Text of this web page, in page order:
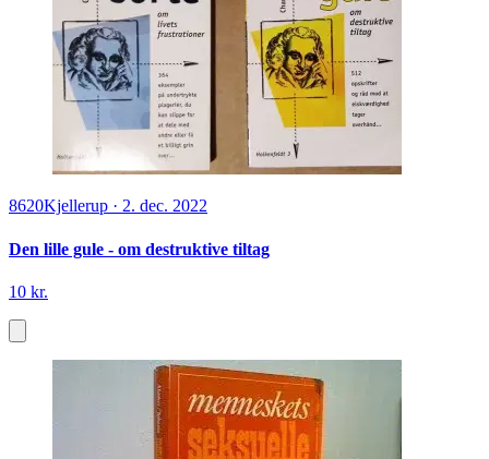
8620Kjellerup · 2. dec. 2022
Den lille gule - om destruktive tiltag
10 kr.